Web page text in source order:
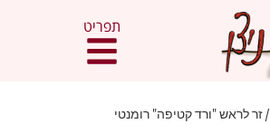
תפריט
/ זר לראש "ורד קטיפה" רומנטי